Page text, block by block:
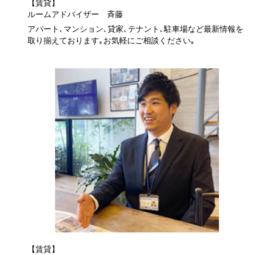
【賃貸】
ルームアドバイザー 斉藤
アパート､マンション､貸家､テナント､駐車場など最新情報を
取り揃えております｡お気軽にご相談ください｡
【賃貸】